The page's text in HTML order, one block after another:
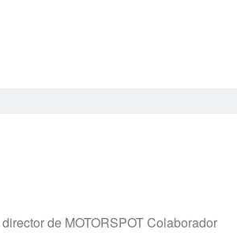
de MOTORSPOT Colaborador